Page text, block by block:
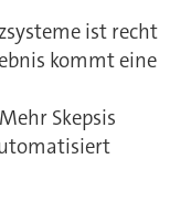
ist recht
kommt eine
Skepsis